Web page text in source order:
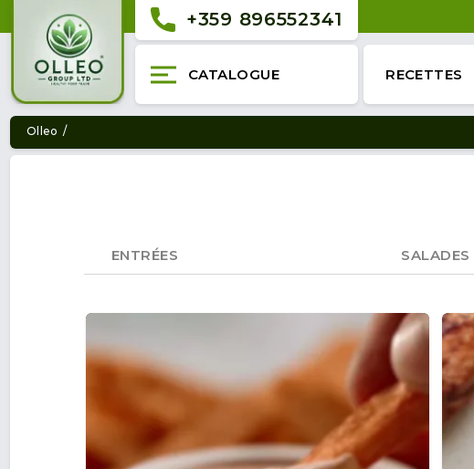
+359 896552341
CATALOGUE RECETTES
Olleo
ENTRÉES SALADES